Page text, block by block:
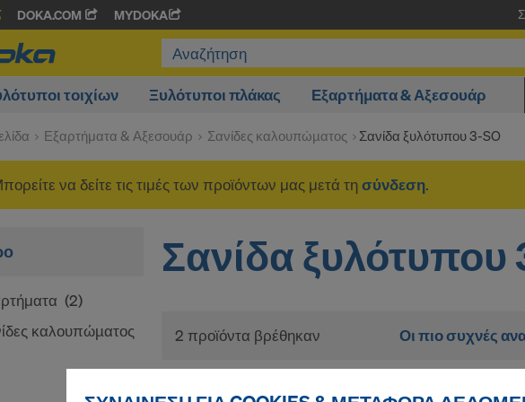
DOKA.COM MYDOKA
τοιχίων Ξυλότυποι πλάκας Εξαρτήματα & Αξεσουάρ
Εξαρτήματα & Αξεσουάρ Σανίδες καλουπώµατος Σανίδα ξυλότυπου 3-SO
να δείτε τις τιμές των προϊόντων μας μετά τησύνδεση.
(2)
καλουπώµατος
Σανίδα ξυλότυπου
2 προϊόντα βρέθηκαν Οι πιο συχνές
Doka-Σανίδα